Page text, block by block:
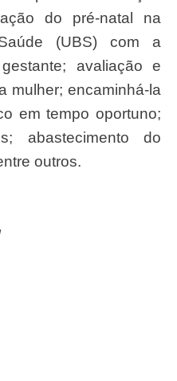
do pré-natal na
(UBS) com a
avaliação e
mulher; encaminhá-la
em tempo oportuno;
abastecimento do
outros.